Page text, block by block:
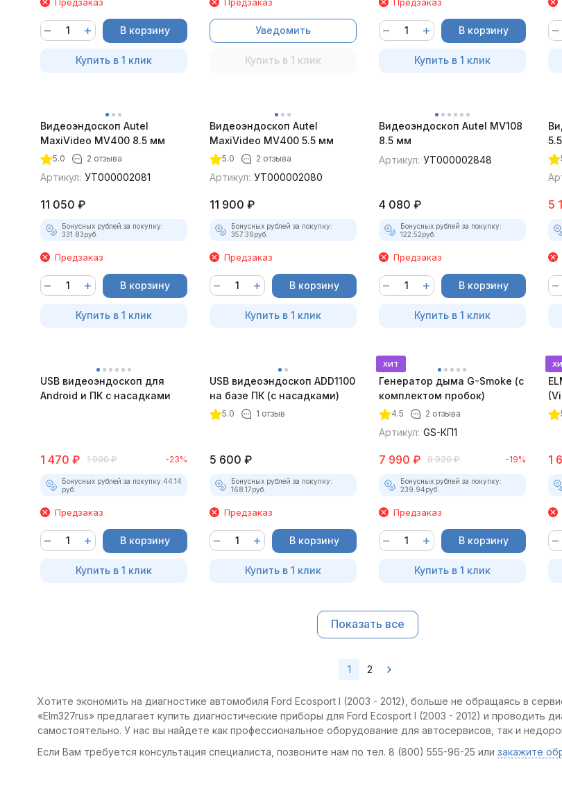
В корзину
Купить в 1 клик
Уведомить
Купить в 1 клик
В корзину
Купить в 1 клик
Видеоэндоскоп Autel
MaxiVideo MV400 8.5 мм
5.0 2 отзыва
Артикул: УТ000002081
11 050 ₽
Бонусных рублей за покупку:
331.83руб.
Предзаказ
В корзину
Купить в 1 клик
Видеоэндоскоп Autel
MaxiVideo MV400 5.5 мм
5.0 2 отзыва
Артикул: УТ000002080
11 900 ₽
Бонусных рублей за покупку:
357.36руб.
Предзаказ
В корзину
Купить в 1 клик
Видеоэндоскоп Autel MV108
8.5 мм
Артикул: УТ000002848
4 080 ₽
Бонусных рублей за покупку:
122.52руб.
Предзаказ
В корзину
Купить в 1 клик
5
USB видеоэндоскоп для
Android и ПК с насадками
1 470 ₽ 1 900 ₽ -23%
Бонусных рублей за покупку:44.14
руб.
Предзаказ
В корзину
Купить в 1 клик
USB видеоэндоскоп ADD1100
на базе ПК (с насадками)
5.0 1 отзыв
5 600 ₽
Бонусных рублей за покупку:
168.17руб.
Предзаказ
В корзину
Купить в 1 клик
хит
Генератор дыма G-Smoke (c
комплектом пробок)
4.5 2 отзыва
Артикул: GS-КП1
7 990 ₽ 9 920 ₽ -19%
Бонусных рублей за покупку:
239.94руб.
Предзаказ
В корзину
Купить в 1 клик
1
Показать все
1 2
Хотите экономить на диагностике автомобиля Ford Ecosport I (2003 - 2012), больше не обращаясь в
«Elm327rus» предлагает купить диагностические приборы для Ford Ecosport I (2003 - 2012) и проводить
самостоятельно. У нас вы найдете как профессиональное оборудование для автосервисов, так и
Если Вам требуется консультация специалиста, позвоните нам по тел. 8 (800) 555-96-25 или закажите